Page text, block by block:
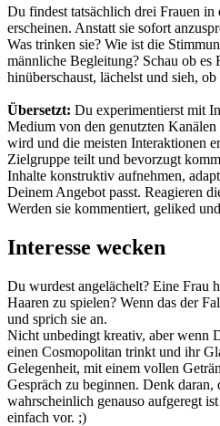
Du findest tatsächlich drei Frauen
erscheinen. Anstatt sie sofort
Was trinken sie? Wie ist die
männliche Begleitung? Schau ob es
hinüberschaust, lächelst und sieh,
Übersetzt: Du experimentierst mit
Medium von den genutzten Kanälen
wird und die meisten Interaktionen
Zielgruppe teilt und bevorzugt
Inhalte konstruktiv aufnehmen,
Deinem Angebot passt. Reagieren
Werden sie kommentiert, geliked
Interesse wecken
Du wurdest angelächelt? Eine Frau
Haaren zu spielen? Wenn das der
und sprich sie an.
Nicht unbedingt kreativ, aber wenn
einen Cosmopolitan trinkt und ihr
Gelegenheit, mit einem vollen
Gespräch zu beginnen. Denk daran,
wahrscheinlich genauso aufgeregt
einfach vor. ;)